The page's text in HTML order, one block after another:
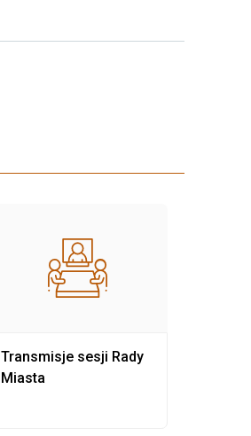
Transmisje sesji Rady
Miasta